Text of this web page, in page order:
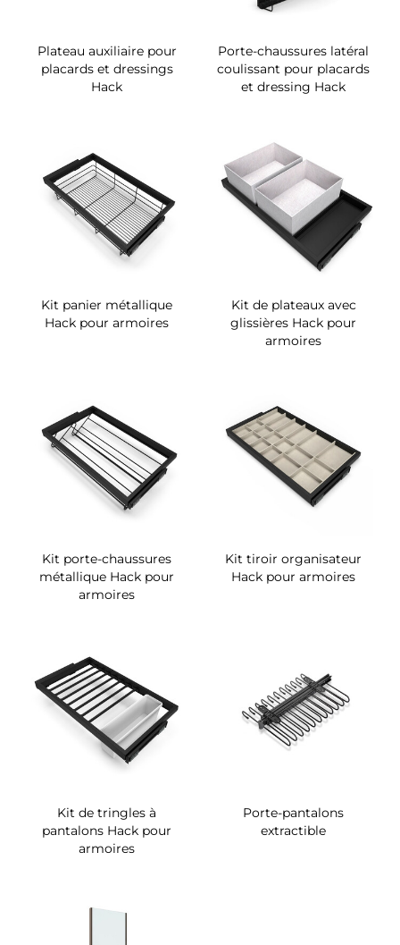
Plateau auxiliaire pour
placards et dressings
Hack
Porte-chaussures latéral
coulissant pour placards
et dressing Hack
Kit panier métallique
Hack pour armoires
Kit de plateaux avec
glissières Hack pour
armoires
Kit porte-chaussures
métallique Hack pour
armoires
Kit tiroir organisateur
Hack pour armoires
Kit de tringles à
pantalons Hack pour
armoires
Porte-pantalons
extractible